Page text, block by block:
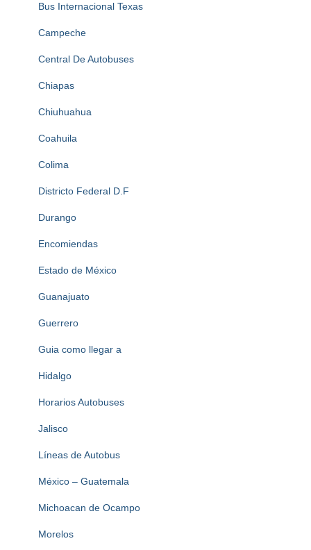
Bus Internacional Texas
Campeche
Central De Autobuses
Chiapas
Chiuhuahua
Coahuila
Colima
Districto Federal D.F
Durango
Encomiendas
Estado de México
Guanajuato
Guerrero
Guia como llegar a
Hidalgo
Horarios Autobuses
Jalisco
Líneas de Autobus
México – Guatemala
Michoacan de Ocampo
Morelos